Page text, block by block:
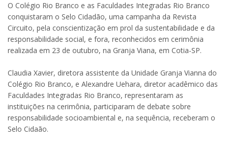
O Colégio Rio Branco e as Faculdades Integradas Rio Branco
conquistaram o Selo Cidadão, uma campanha da Revista
Circuito, pela conscientização em prol da sustentabilidade e da
responsabilidade social, e fora, reconhecidos em cerimônia
realizada em 23 de outubro, na Granja Viana, em Cotia-SP.
Claudia Xavier, diretora assistente da Unidade Granja Vianna do
Colégio Rio Branco, e Alexandre Uehara, diretor acadêmico das
Faculdades Integradas Rio Branco, representaram as
instituições na cerimônia, participaram de debate sobre
responsabilidade socioambiental e, na sequência, receberam o
Selo Cidaão.